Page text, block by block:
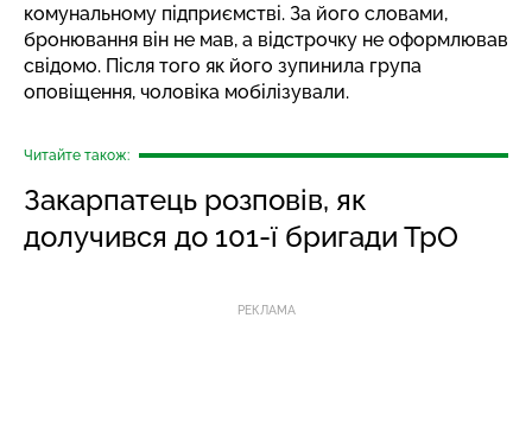
комунальному підприємстві. За його словами,
бронювання він не мав, а відстрочку не оформлював
свідомо. Після того як його зупинила група
оповіщення, чоловіка мобілізували.
Читайте також:
Закарпатець розповів, як
долучився до 101-ї бригади ТрО
РЕКЛАМА